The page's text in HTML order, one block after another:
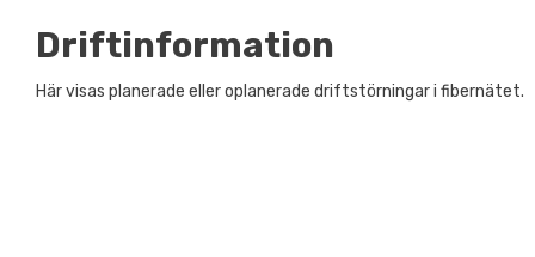
Driftinformation
Här visas planerade eller oplanerade driftstörningar i fibernätet.